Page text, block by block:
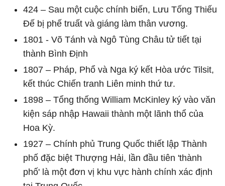
424 – Sau một cuộc chính biến, Lưu Tống Thiếu
Đế bị phế truất và giáng làm thân vương.
1801 - Võ Tánh và Ngô Tùng Châu tử tiết tại
thành Bình Định
1807 – Pháp, Phổ và Nga ký kết Hòa ước Tilsit,
kết thúc Chiến tranh Liên minh thứ tư.
1898 – Tổng thống William McKinley ký vào văn
kiện sáp nhập Hawaii thành một lãnh thổ của
Hoa Kỳ.
1927 – Chính phủ Trung Quốc thiết lập Thành
phố đặc biệt Thượng Hải, lần đầu tiên 'thành
phố' là một đơn vị khu vực hành chính xác định